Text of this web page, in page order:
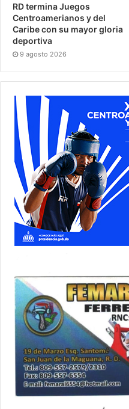
RD termina Juegos
Centroamerianos y del
Caribe con su mayor gloria
deportiva
9 agosto 2026